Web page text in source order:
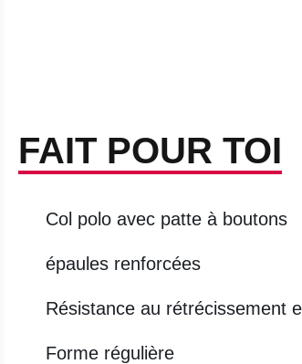
FAIT POUR TOI
Col polo avec patte à boutons
épaules renforcées
Résistance au rétrécissement
Forme régulière